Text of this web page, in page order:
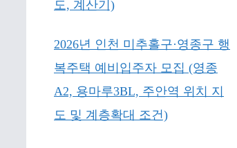
도, 계산기)
2026년 인천 미추홀구·영종구 행
복주택 예비입주자 모집 (영종
A2, 용마루3BL, 주안역 위치 지
도 및 계층확대 조건)